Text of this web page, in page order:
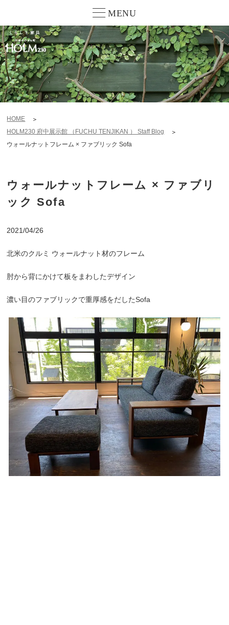
MENU
HOME
HOLM230 府中展示館 （FUCHU TENJIKAN ） Staff Blog
ウォールナットフレーム × ファブリック Sofa
ウォールナットフレーム × ファブリ
ック Sofa
2021/04/26
北米のクルミ ウォールナット材のフレーム
肘から背にかけて板をまわしたデザイン
濃い目のファブリックで重厚感をだしたSofa